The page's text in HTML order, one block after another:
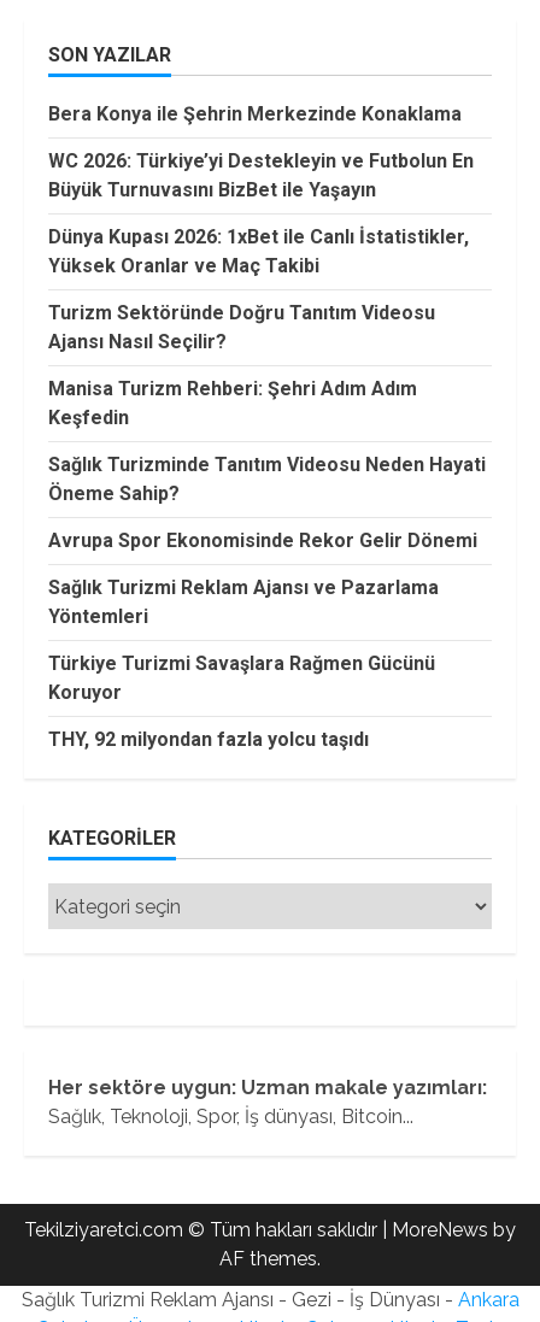
SON YAZILAR
Bera Konya ile Şehrin Merkezinde Konaklama
WC 2026: Türkiye’yi Destekleyin ve Futbolun En
Büyük Turnuvasını BizBet ile Yaşayın
Dünya Kupası 2026: 1xBet ile Canlı İstatistikler,
Yüksek Oranlar ve Maç Takibi
Turizm Sektöründe Doğru Tanıtım Videosu
Ajansı Nasıl Seçilir?
Manisa Turizm Rehberi: Şehri Adım Adım
Keşfedin
Sağlık Turizminde Tanıtım Videosu Neden Hayati
Öneme Sahip?
Avrupa Spor Ekonomisinde Rekor Gelir Dönemi
Sağlık Turizmi Reklam Ajansı ve Pazarlama
Yöntemleri
Türkiye Turizmi Savaşlara Rağmen Gücünü
Koruyor
THY, 92 milyondan fazla yolcu taşıdı
KATEGORILER
Kategoriler
Her sektöre uygun: Uzman makale yazımları:
Sağlık, Teknoloji, Spor, İş dünyası, Bitcoin...
Tekilziyaretci.com © Tüm hakları saklıdır MoreNews by
AF themes.
Sağlık Turizmi Reklam Ajansı - Gezi - İş Dünyası - Ankara